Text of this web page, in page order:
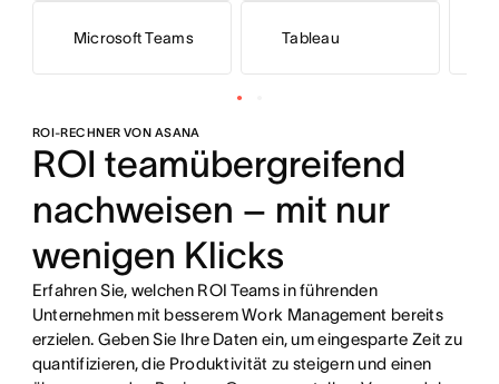
Microsoft Teams Tableau
ROI-RECHNER VON ASANA
ROI teamübergreifend
nachweisen – mit nur
wenigen Klicks
Erfahren Sie, welchen ROI Teams in führenden
Unternehmen mit besserem Work Management bereits
erzielen. Geben Sie Ihre Daten ein, um eingesparte Zeit zu
quantifizieren, die Produktivität zu steigern und einen